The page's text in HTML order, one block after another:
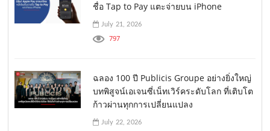
ชื่อ Tap to Pay แตะจ่ายบน iPhone
July 21, 2026
797
ฉลอง 100 ปี Publicis Groupe อย่างยิ่งใหญ่
บทพิสูจน์เอเจนซี่เน็ทเวิร์คระดับโลก ที่เติบโต
ก้าวผ่านทุกการเปลี่ยนแปลง
July 22, 2026